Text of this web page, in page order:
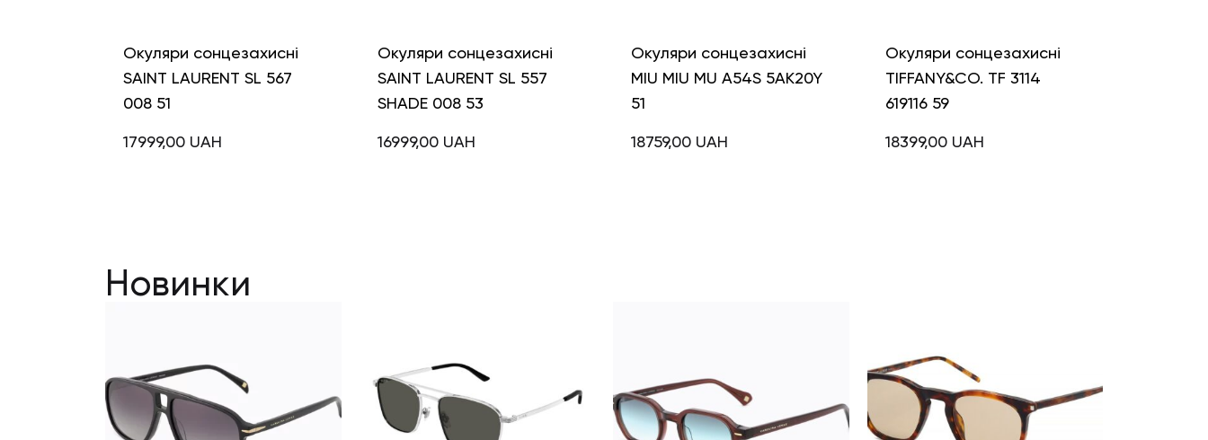
Окуляри сонцезахисні
SAINT LAURENT SL 567
008 51
17999,00 UAH
Окуляри сонцезахисні
SAINT LAURENT SL 557
SHADE 008 53
16999,00 UAH
Окуляри сонцезахисні
MIU MIU MU A54S 5AK20Y
51
18759,00 UAH
Окуляри сонцезахисні
TIFFANY&CO. TF 3114
619116 59
18399,00 UAH
Новинки